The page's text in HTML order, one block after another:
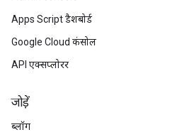
Apps Script डैशबोर्ड
Google Cloud कंसोल
API एक्सप्लोरर
जोड़ें
ब्लॉग